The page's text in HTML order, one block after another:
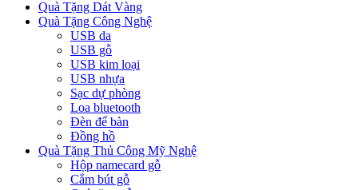
Quà Tặng Dát Vàng
Quà Tặng Công Nghệ
USB da
USB gỗ
USB kim loại
USB nhựa
Sạc dự phòng
Loa bluetooth
Đèn để bàn
Đồng hồ
Quà Tặng Thủ Công Mỹ Nghệ
Hộp namecard gỗ
Cắm bút gỗ